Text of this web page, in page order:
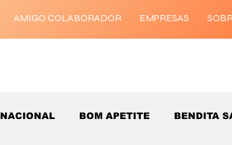
AMIGO COLABORADOR EMPRESAS
NACIONAL BOM APETITE BENDITA